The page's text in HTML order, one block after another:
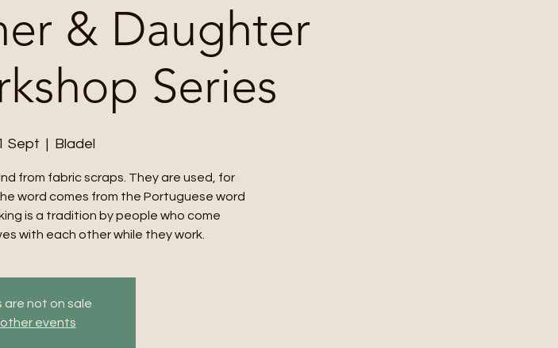
& Daughter
Series
Sept
  |
Bladel
from fabric scraps. They are used, for
word comes from the Portuguese word
is a tradition by people who come
with each other while they work.
are not on sale
events